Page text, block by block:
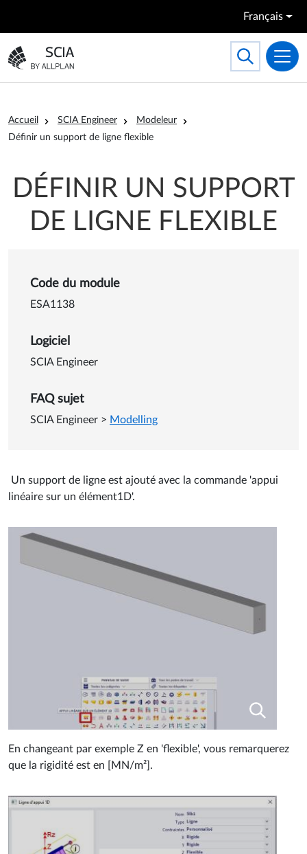
Français
Aller à la page d'accueil
Toggle
Search
Fil d'Ariane
Accueil SCIA Engineer
Modeleur
Définir un support de ligne flexible
DÉFINIR UN SUPPORT
DE LIGNE FLEXIBLE
Détails sur Définir un
Code du module
ESA1138
Logiciel
SCIA Engineer
FAQ sujet
SCIA Engineer > Modelling
Un support de ligne est ajouté avec la commande 'appui
linéaire sur un élément1D'.
En changeant par exemple Z en 'flexible', vous remarquerez
que la rigidité est en [MN/m²].